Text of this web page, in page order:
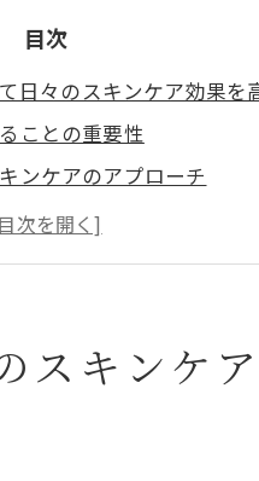
目次
日々のスキンケア効果を
ことの重要性
ンケアのアプローチ
と健康肌の関係
える影響
果的な習慣
ケアの新常識に迫る
スキンケ